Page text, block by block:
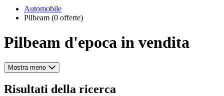
Automobile
Pilbeam (0 offerte)
Pilbeam d'epoca in vendita
Mostra meno
Risultati della ricerca